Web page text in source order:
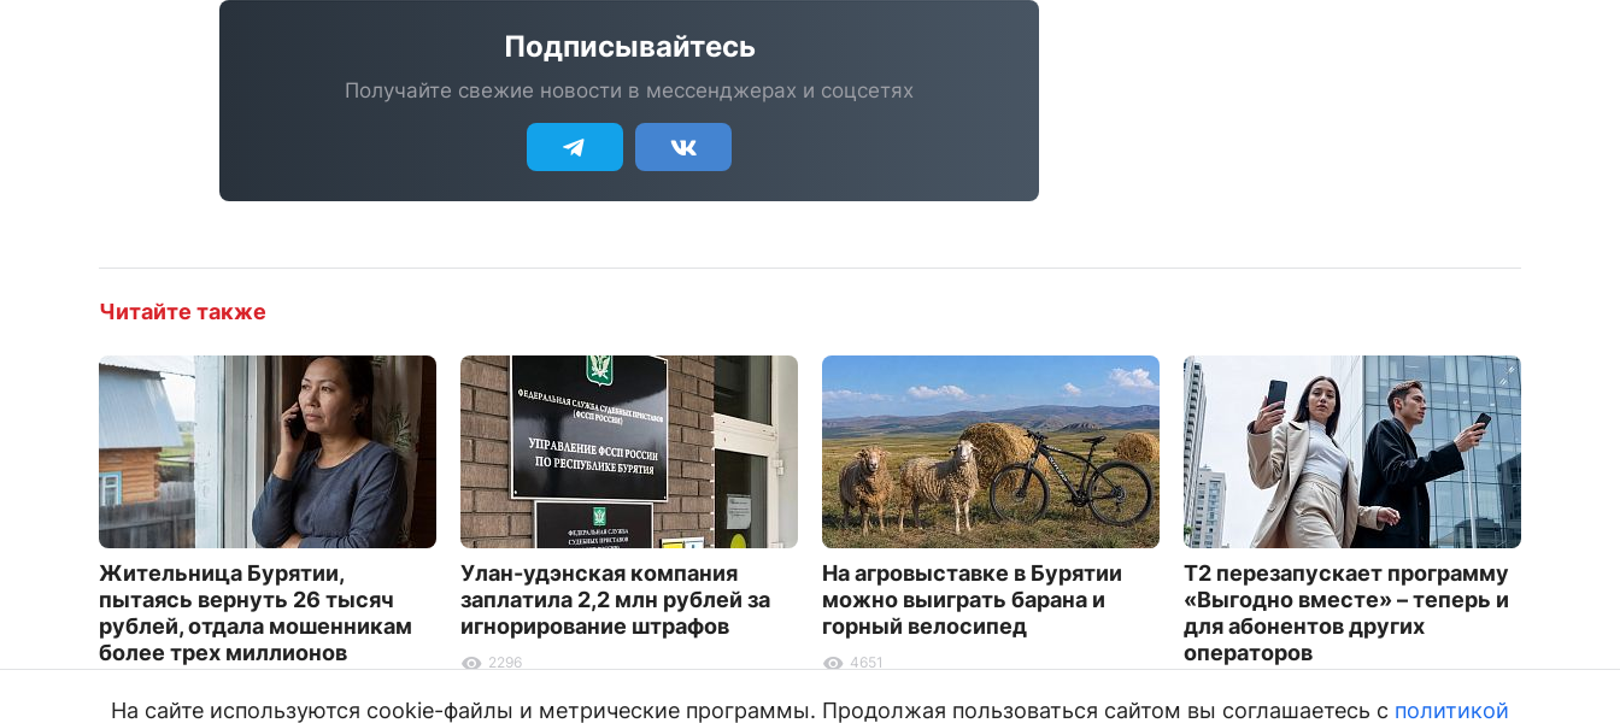
Подписывайтесь
Получайте свежие новости в мессенджерах и соцсетях
Читайте также
Жительница Бурятии,
пытаясь вернуть 26 тысяч
рублей, отдала мошенникам
более трех миллионов
Улан-удэнская компания
заплатила 2,2 млн рублей за
игнорирование штрафов
2296
На агровыставке в Бурятии
можно выиграть барана и
горный велосипед
4651
Т2 перезапускает программу
«Выгодно вместе» – теперь и
для абонентов других
операторов
На сайте используются cookie-файлы и метрические программы. Продолжая пользоваться сайтом вы соглашаетесь с политикой